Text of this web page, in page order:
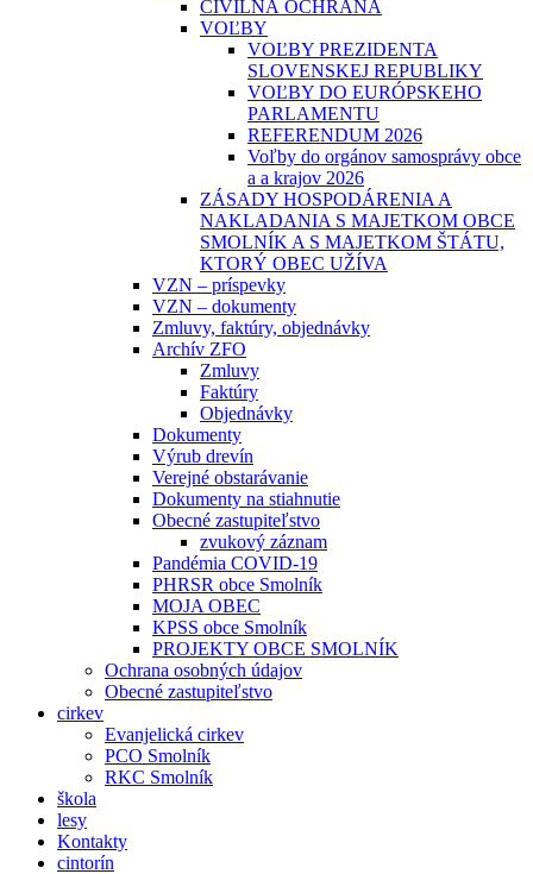
CIVILNÁ OCHRANA
VOĽBY
VOĽBY PREZIDENTA
SLOVENSKEJ REPUBLIKY
VOĽBY DO EURÓPSKEHO
PARLAMENTU
REFERENDUM 2026
Voľby do orgánov samosprávy obce
a a krajov 2026
ZÁSADY HOSPODÁRENIA A
NAKLADANIA S MAJETKOM OBCE
SMOLNÍK A S MAJETKOM ŠTÁTU,
KTORÝ OBEC UŽÍVA
VZN – príspevky
VZN – dokumenty
Zmluvy, faktúry, objednávky
Archív ZFO
Zmluvy
Faktúry
Objednávky
Dokumenty
Výrub drevín
Verejné obstarávanie
Dokumenty na stiahnutie
Obecné zastupiteľstvo
zvukový záznam
Pandémia COVID-19
PHRSR obce Smolník
MOJA OBEC
KPSS obce Smolník
PROJEKTY OBCE SMOLNÍK
Ochrana osobných údajov
Obecné zastupiteľstvo
cirkev
Evanjelická cirkev
PCO Smolník
RKC Smolník
škola
lesy
Kontakty
cintorín